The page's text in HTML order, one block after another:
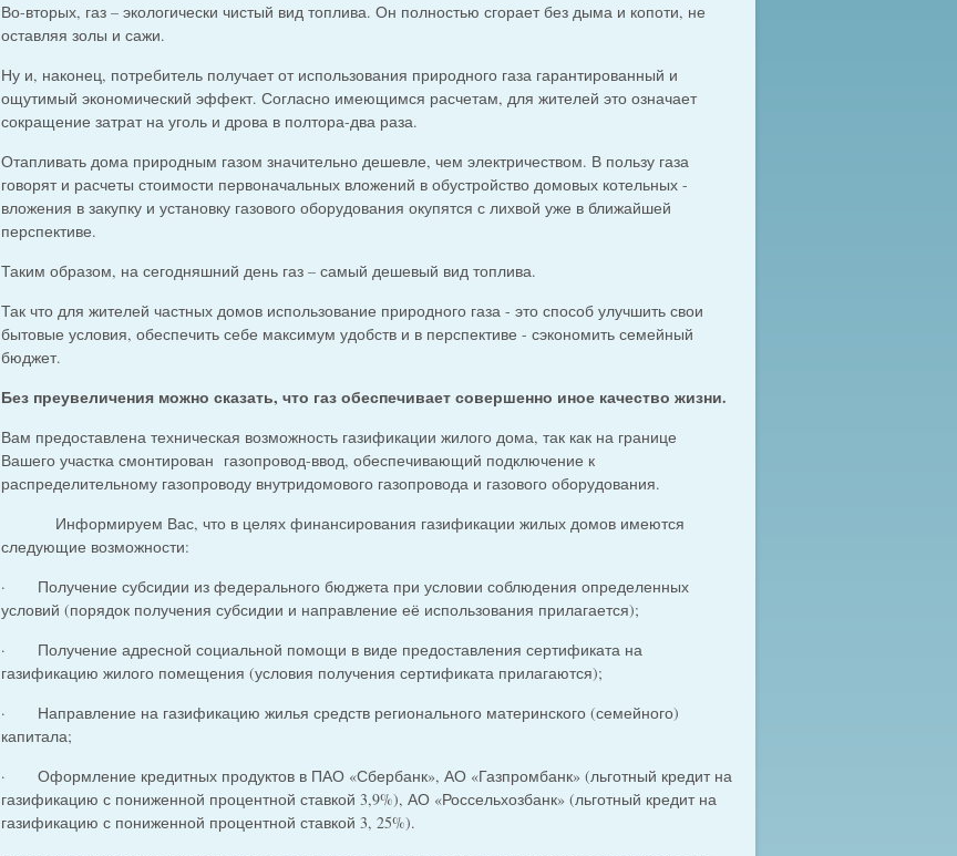
Во-вторых, газ – экологически чистый вид топлива. Он полностью сгорает без дыма и копоти, не
оставляя золы и сажи.
Ну и, наконец, потребитель получает от использования природного газа гарантированный и
ощутимый экономический эффект. Согласно имеющимся расчетам, для жителей это означает
сокращение затрат на уголь и дрова в полтора-два раза.
Отапливать дома природным газом значительно дешевле, чем электричеством. В пользу газа
говорят и расчеты стоимости первоначальных вложений в обустройство домовых котельных -
вложения в закупку и установку газового оборудования окупятся с лихвой уже в ближайшей
перспективе.
Таким образом, на сегодняшний день газ – самый дешевый вид топлива.
Так что для жителей частных домов использование природного газа - это способ улучшить свои
бытовые условия, обеспечить себе максимум удобств и в перспективе - сэкономить семейный
бюджет.
Без преувеличения можно сказать, что газ обеспечивает совершенно иное качество жизни.
Вам предоставлена техническая возможность газификации жилого дома, так как на границе
Вашего участка смонтирован газопровод-ввод, обеспечивающий подключение к
распределительному газопроводу внутридомового газопровода и газового оборудования.
Информируем Вас, что в целях финансирования газификации жилых домов имеются
следующие возможности:
· Получение субсидии из федерального бюджета при условии соблюдения определенных
условий (порядок получения субсидии и направление её использования прилагается);
· Получение адресной социальной помощи в виде предоставления сертификата на
газификацию жилого помещения (условия получения сертификата прилагаются);
· Направление на газификацию жилья средств регионального материнского (семейного)
капитала;
· Оформление кредитных продуктов в ПАО «Сбербанк», АО «Газпромбанк» (льготный кредит на
газификацию с пониженной процентной ставкой 3,9%), АО «Россельхозбанк» (льготный кредит на
газификацию с пониженной процентной ставкой 3, 25%).